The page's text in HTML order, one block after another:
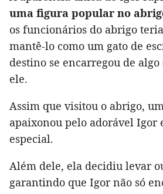
uma figura popular no
os funcionários do abrigo
mantê-lo como um gato de
destino se encarregou de
ele.
Assim que visitou o abrigo,
apaixonou pelo adorável Igor
especial.
Além dele, ela decidiu levar
garantindo que Igor não só